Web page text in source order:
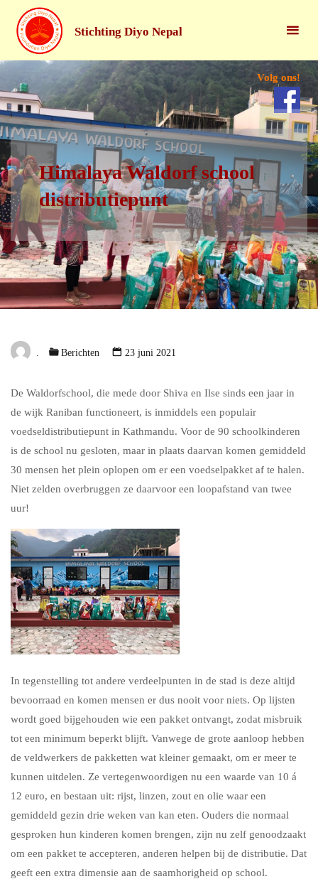
Stichting Diyo Nepal
Volg ons!
Himalaya Waldorf school
distributiepunt
Berichten 23 juni 2021
De Waldorfschool, die mede door Shiva en Ilse sinds een jaar in
de wijk Raniban functioneert, is inmiddels een populair
voedseldistributiepunt in Kathmandu. Voor de 90 schoolkinderen
is de school nu gesloten, maar in plaats daarvan komen gemiddeld
30 mensen het plein oplopen om er een voedselpakket af te halen.
Niet zelden overbruggen ze daarvoor een loopafstand van twee
uur!
In tegenstelling tot andere verdeelpunten in de stad is deze altijd
bevoorraad en komen mensen er dus nooit voor niets. Op lijsten
wordt goed bijgehouden wie een pakket ontvangt, zodat misbruik
tot een minimum beperkt blijft. Vanwege de grote aanloop hebben
de veldwerkers de pakketten wat kleiner gemaakt, om er meer te
kunnen uitdelen. Ze vertegenwoordigen nu een waarde van 10 á
12 euro, en bestaan uit: rijst, linzen, zout en olie waar een
gemiddeld gezin drie weken van kan eten. Ouders die normaal
gesproken hun kinderen komen brengen, zijn nu zelf genoodzaakt
om een pakket te accepteren, anderen helpen bij de distributie. Dat
geeft een extra dimensie aan de saamhorigheid op school.